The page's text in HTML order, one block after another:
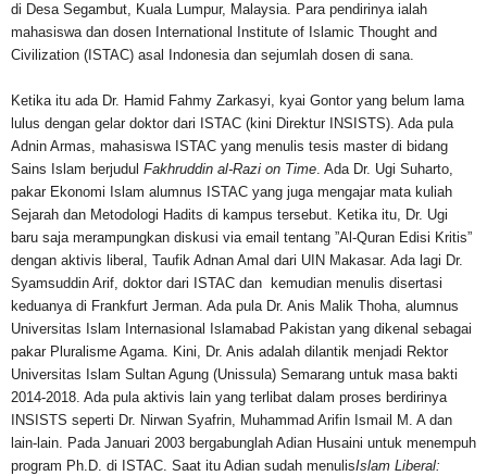
di Desa Segambut, Kuala Lumpur, Malaysia. Para pendirinya ialah
mahasiswa dan dosen International Institute of Islamic Thought and
Civilization (ISTAC) asal Indonesia dan sejumlah dosen di sana.
Ketika itu ada Dr. Hamid Fahmy Zarkasyi, kyai Gontor yang belum lama
lulus dengan gelar doktor dari ISTAC (kini Direktur INSISTS). Ada pula
Adnin Armas, mahasiswa ISTAC yang menulis tesis master di bidang
Sains Islam berjudul Fakhruddin al-Razi on Time. Ada Dr. Ugi Suharto,
pakar Ekonomi Islam alumnus ISTAC yang juga mengajar mata kuliah
Sejarah dan Metodologi Hadits di kampus tersebut. Ketika itu, Dr. Ugi
baru saja merampungkan diskusi via email tentang ”Al-Quran Edisi Kritis”
dengan aktivis liberal, Taufik Adnan Amal dari UIN Makasar. Ada lagi Dr.
Syamsuddin Arif, doktor dari ISTAC dan kemudian menulis disertasi
keduanya di Frankfurt Jerman. Ada pula Dr. Anis Malik Thoha, alumnus
Universitas Islam Internasional Islamabad Pakistan yang dikenal sebagai
pakar Pluralisme Agama. Kini, Dr. Anis adalah dilantik menjadi Rektor
Universitas Islam Sultan Agung (Unissula) Semarang untuk masa bakti
2014-2018. Ada pula aktivis lain yang terlibat dalam proses berdirinya
INSISTS seperti Dr. Nirwan Syafrin, Muhammad Arifin Ismail M. A dan
lain-lain. Pada Januari 2003 bergabunglah Adian Husaini untuk menempuh
program Ph.D. di ISTAC. Saat itu Adian sudah menulisIslam Liberal: